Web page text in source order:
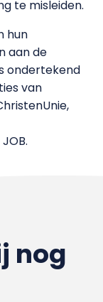
te misleiden.
hun
aan de
ondertekend
van
nog